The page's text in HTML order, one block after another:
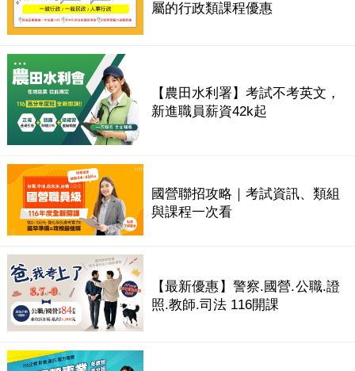
屬的行政類課程優惠
【農田水利署】考試不考英文，
新進職員薪資42k起
國營聯招攻略｜考試資訊、類組
與課程一次看
【最新優惠】警察.國營.公職.證
照.教師.司法 116開課